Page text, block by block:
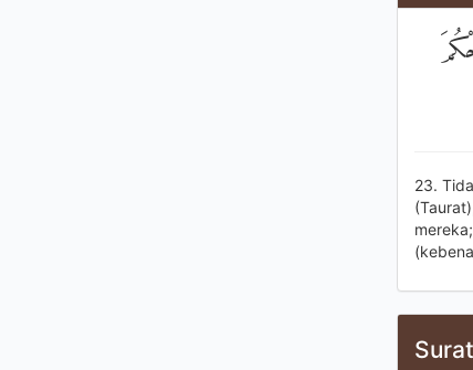
23.